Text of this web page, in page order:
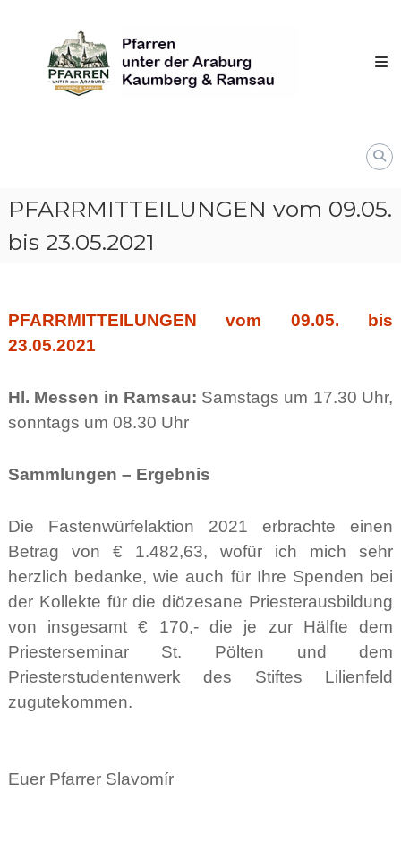
content
unter
derAraburg
Kaumberg
PFARRMITTEILUNGEN vom 09.05.
bis 23.05.2021
PFARRMITTEILUNGEN vom 09.05. bis
23.05.2021
Hl. Messen in Ramsau: Samstags um 17.30 Uhr,
sonntags um 08.30 Uhr
Sammlungen – Ergebnis
Die Fastenwürfelaktion 2021 erbrachte einen
Betrag von € 1.482,63, wofür ich mich sehr
herzlich bedanke, wie auch für Ihre Spenden bei
der Kollekte für die diözesane Priesterausbildung
von insgesamt € 170,- die je zur Hälfte dem
Priesterseminar St. Pölten und dem
Priesterstudentenwerk des Stiftes Lilienfeld
zugutekommen.
Euer Pfarrer Slavomír